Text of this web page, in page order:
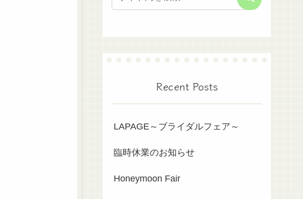
Recent Posts
LAPAGE～ブライダルフェア～
臨時休業のお知らせ
Honeymoon Fair